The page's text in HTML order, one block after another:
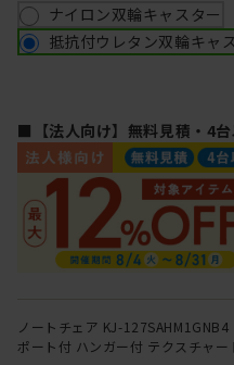
ナイロン双輪キャスター
抵抗付ウレタン双輪キャ
■【法人向け】無料見積・4
ノートチェア KJ-
ポート付 ハンガー付 テクスチャ